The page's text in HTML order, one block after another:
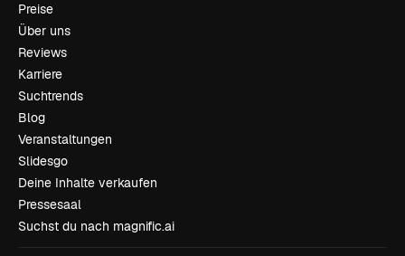
Preise
Über uns
Reviews
Karriere
Suchtrends
Blog
Veranstaltungen
Slidesgo
Deine Inhalte verkaufen
Pressesaal
Suchst du nach magnific.ai